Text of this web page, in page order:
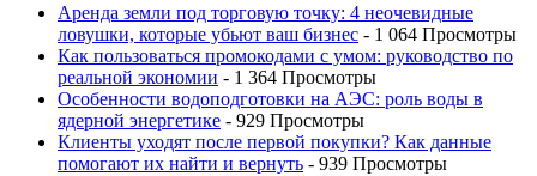
Аренда земли под торговую точку: 4 неочевидные
ловушки, которые убьют ваш бизнес - 1 064 Просмотры
Как пользоваться промокодами с умом: руководство по
реальной экономии - 1 364 Просмотры
Особенности водоподготовки на АЭС: роль воды в
ядерной энергетике - 929 Просмотры
Клиенты уходят после первой покупки? Как данные
помогают их найти и вернуть - 939 Просмотры